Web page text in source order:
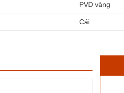
PVD vàng
Cái